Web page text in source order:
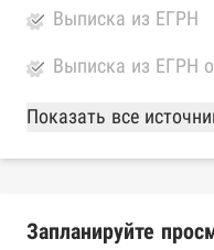
Выписка из ЕГРН
Выписка из ЕГРН
База Росстата
Реестры ЕГРЮЛ и
Реестр
Показать все
Запланируйте